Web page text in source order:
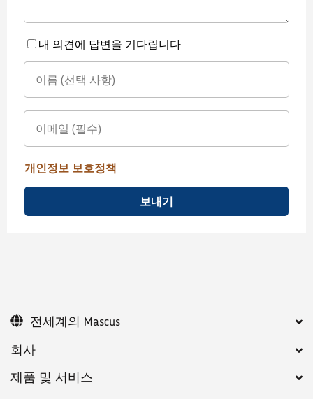
내 의견에 답변을 기다립니다
개인정보 보호정책
보내기
회사
제품 및 서비스
전세계의 Mascus